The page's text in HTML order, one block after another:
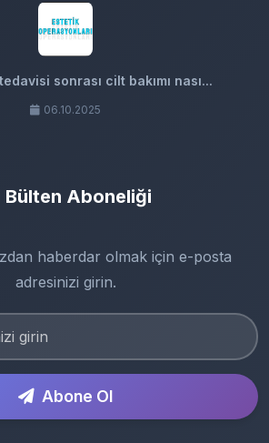
sonrası cilt bakımı nası...
06.10.2025
Bülten Aboneliği
haberdar olmak için e-posta
adresinizi girin.
Abone Ol